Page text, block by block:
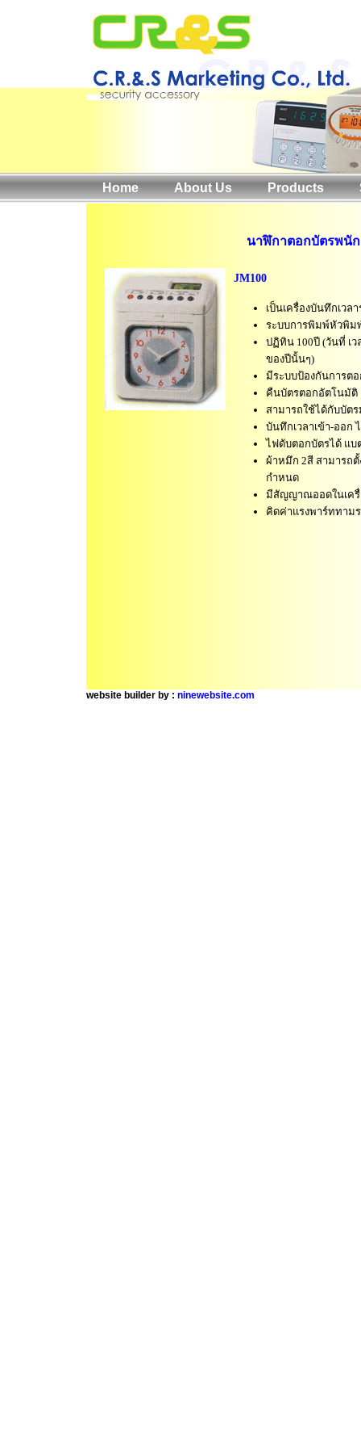
Home About Us Products
นาฬิกาตอกบัตรพนั
JM100
เป็นเครื่องบันทึกเวล
ระบบการพิมพ์หัวพิม
ปฏิทิน 100ปี (วันที่ เ
ของปีนั้นๆ)
มีระบบป้องกันการต
คืนบัตรตอกอัตโนมัติ
สามารถใช้ได้กับบัต
บันทึกเวลาเข้า-ออก
ไฟดับตอกบัตรได้ แบ
ผ้าหมึก 2สี สามารถตั้
กำหนด
มีสัญญาณออดในเครื่
คิดค่าแรงพาร์ททาม
website builder by : ninewebsite.com